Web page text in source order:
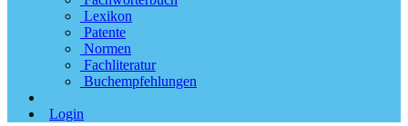
Lexikon
Patente
Normen
Fachliteratur
Buchempfehlungen
Login